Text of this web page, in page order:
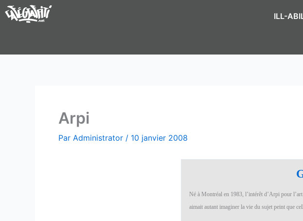
Aller
au
ILL-
Arpi
Par Administrator / 10 janvier 2008
Né à Montréal en 1983, l’intérêt d’Arpi pour
aimait autant imaginer la vie du sujet peint que